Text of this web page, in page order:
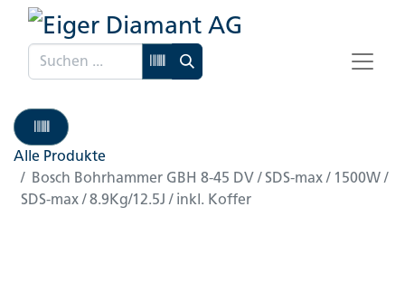
Alle Produkte
Bosch Bohrhammer GBH 8-45 DV / SDS-max / 1500W /
SDS-max / 8.9Kg/12.5J / inkl. Koffer